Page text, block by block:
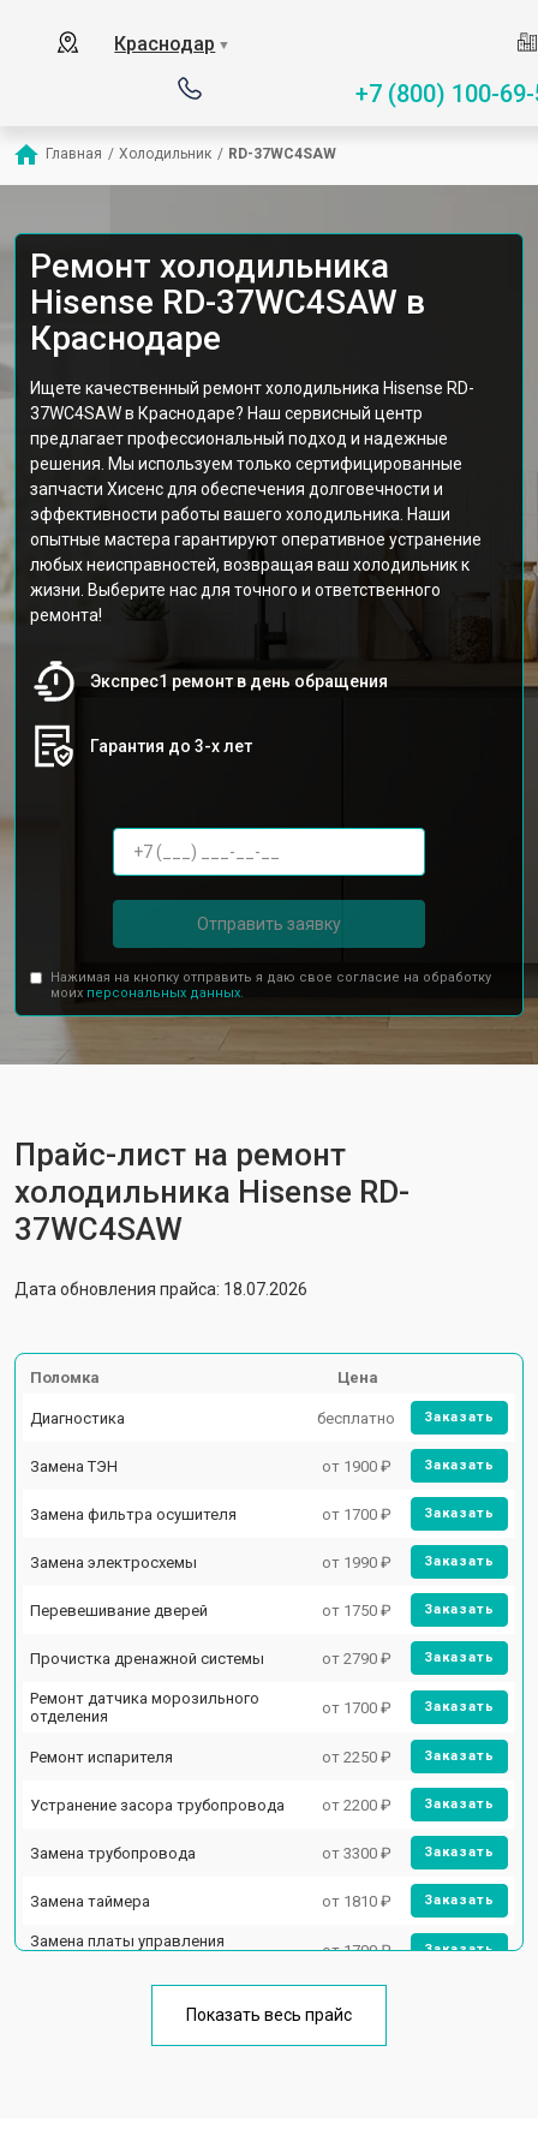
Краснодар ▼
+7 (800) 100-
Главная / Холодильник / RD-37WC4SAW
Ремонт холодильника
Hisense RD-37WC4SAW в
Краснодаре
Ищете качественный ремонт холодильника Hisense RD-
37WC4SAW в Краснодаре? Наш сервисный центр
предлагает профессиональный подход и надежные
решения. Мы используем только сертифицированные
запчасти Хисенс для обеспечения долговечности и
эффективности работы вашего холодильника. Наши
опытные мастера гарантируют оперативное устранение
любых неисправностей, возвращая ваш холодильник к
жизни. Выберите нас для точного и ответственного
ремонта!
Экспрес1 ремонт в день обращения
Гарантия до 3-х лет
Отправить заявку
Нажимая на кнопку отправить я даю свое согласие на обработку
моих персональных данных.
Прайс-лист на ремонт
холодильника Hisense RD-
37WC4SAW
Дата обновления прайса: 18.07.2026
Поломка Цена
Диагностика бесплатно Заказать
Замена ТЭН от 1900 ₽ Заказать
Замена фильтра осушителя от 1700 ₽ Заказать
Замена электросхемы от 1990 ₽ Заказать
Перевешивание дверей от 1750 ₽ Заказать
Прочистка дренажной системы от 2790 ₽ Заказать
Ремонт датчика морозильного
отделения
от 1700 ₽ Заказать
Ремонт испарителя от 2250 ₽ Заказать
Устранение засора трубопровода от 2200 ₽ Заказать
Замена трубопровода от 3300 ₽ Заказать
Замена таймера от 1810 ₽ Заказать
Замена платы управления
от 1700 ₽ Заказать
Ремонт/замена датчика
Замена термостата от 1700 ₽
Показать весь прайс